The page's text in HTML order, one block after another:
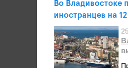
Во Владивостоке
иностранцев на